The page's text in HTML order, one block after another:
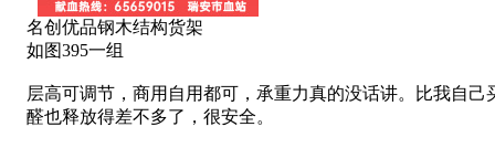
名创优品钢木结构货架
如图395一组
层高可调节，商用自用都可，承重力真的没话讲。比我自
醛也释放得差不多了，很安全。